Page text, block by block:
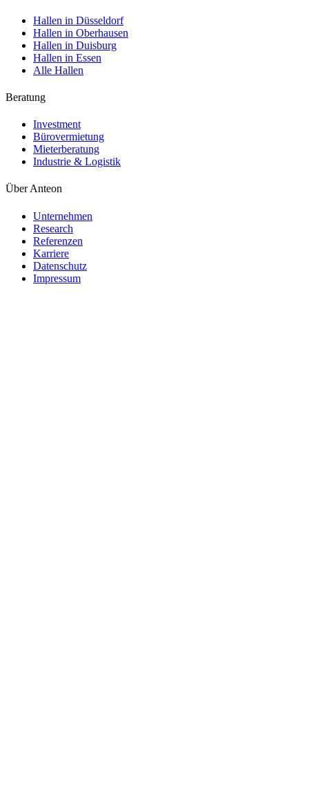
Hallen in Düsseldorf
Hallen in Oberhausen
Hallen in Duisburg
Hallen in Essen
Alle Hallen
Beratung
Investment
Bürovermietung
Mieterberatung
Industrie & Logistik
Über Anteon
Unternehmen
Research
Referenzen
Karriere
Datenschutz
Impressum